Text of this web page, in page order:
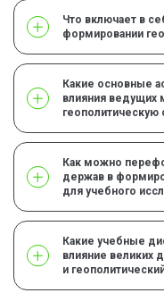
Что включает в
формировании
Какие основные
влияния ведущих
геополитическую
Как можно
держав в
для учебного
Какие учебные
влияние великих
и